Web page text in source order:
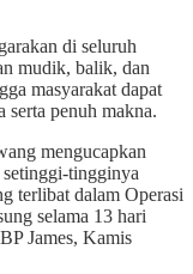
di seluruh
mudik, balik, dan
masyarakat dapat
serta penuh makna.
mengucapkan
tingginya
terlibat dalam Operasi
selama 13 hari
James, Kamis